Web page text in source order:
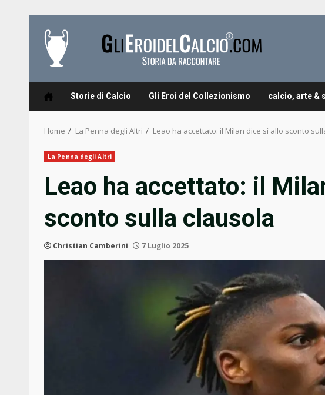
content
Storie di Calcio Gli Eroi del Collezionismo calcio, arte &
Home La Penna degli Altri Leao ha accettato: il Milan dice sì allo sconto
La Penna degli Altri
Leao ha accettato: il
sconto sulla clausola
Christian Camberini 7 Luglio 2025